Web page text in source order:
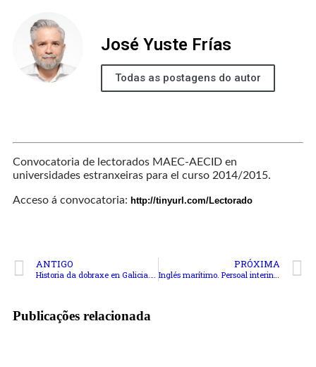
José Yuste Frías
Todas as postagens do autor
Convocatoria de lectorados MAEC-AECID en
universidades estranxeiras para el curso 2014/2015.
Acceso á convocatoria: http://tinyurl.com/Lectorado
ANTIGO
Historia da dobraxe en Galicia. Curso “Iniciación á dobraxe”
PRÓXIMA
Inglés marítimo. Persoal interino. Xunta de Galcia
Publicações relacionada